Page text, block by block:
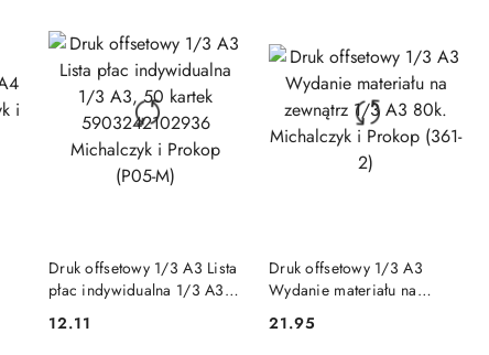
Druk offsetowy 1/3 A3 Lista
płac indywidualna 1/3 A3,
Michalczyk i Prokop (P05-
Cena:
12.11
DO KOSZYKA
Druk offsetowy 1/3 A3
Wydanie materiału na
Michalczyk i Prokop (361-2)
Cena:
21.95
DO KOSZYKA